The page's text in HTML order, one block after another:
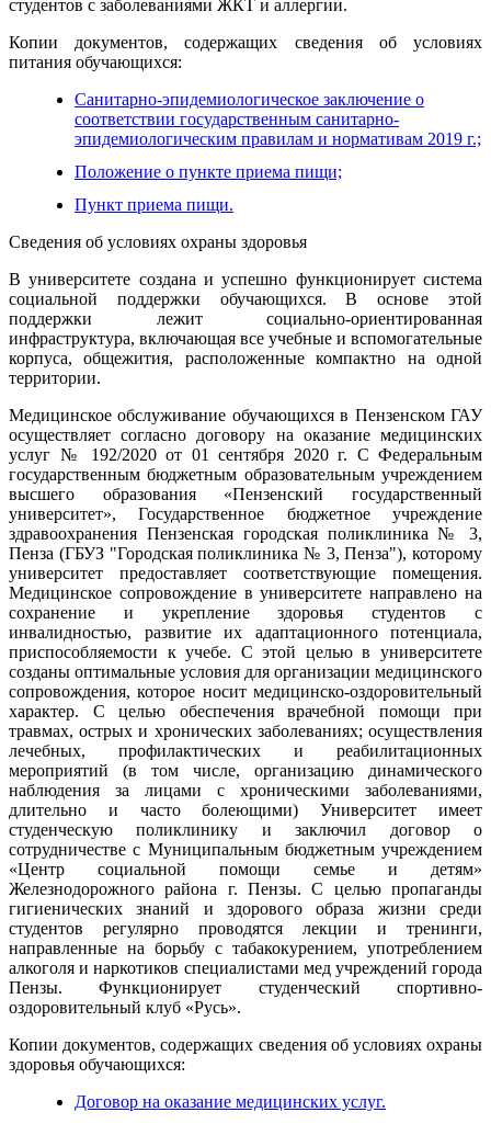
студентов с заболеваниями ЖКТ и аллергии.
Копии документов, содержащих сведения об условиях
питания обучающихся:
Санитарно-эпидемиологическое заключение о
соответствии государственным санитарно-
эпидемиологическим правилам и нормативам 2019 г.;
Положение о пункте приема пищи;
Пункт приема пищи.
Сведения об условиях охраны здоровья
В университете создана и успешно функционирует система
социальной поддержки обучающихся. В основе этой
поддержки лежит социально-ориентированная
инфраструктура, включающая все учебные и вспомогательные
корпуса, общежития, расположенные компактно на одной
территории.
Медицинское обслуживание обучающихся в Пензенском ГАУ
осуществляет согласно договору на оказание медицинских
услуг № 192/2020 от 01 сентября 2020 г. С Федеральным
государственным бюджетным образовательным учреждением
высшего образования «Пензенский государственный
университет», Государственное бюджетное учреждение
здравоохранения Пензенская городская поликлиника № 3,
Пенза (ГБУЗ "Городская поликлиника № 3, Пенза"), которому
университет предоставляет соответствующие помещения.
Медицинское сопровождение в университете направлено на
сохранение и укрепление здоровья студентов с
инвалидностью, развитие их адаптационного потенциала,
приспособляемости к учебе. С этой целью в университете
созданы оптимальные условия для организации медицинского
сопровождения, которое носит медицинско-оздоровительный
характер. С целью обеспечения врачебной помощи при
травмах, острых и хронических заболеваниях; осуществления
лечебных, профилактических и реабилитационных
мероприятий (в том числе, организацию динамического
наблюдения за лицами с хроническими заболеваниями,
длительно и часто болеющими) Университет имеет
студенческую поликлинику и заключил договор о
сотрудничестве с Муниципальным бюджетным учреждением
«Центр социальной помощи семье и детям»
Железнодорожного района г. Пензы. С целью пропаганды
гигиенических знаний и здорового образа жизни среди
студентов регулярно проводятся лекции и тренинги,
направленные на борьбу с табакокурением, употреблением
алкоголя и наркотиков специалистами мед учреждений города
Пензы. Функционирует студенческий спортивно-
оздоровительный клуб «Русь».
Копии документов, содержащих сведения об условиях охраны
здоровья обучающихся:
Договор на оказание медицинских услуг.